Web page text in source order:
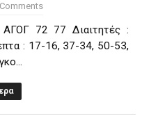
η Φιλία Περάματος
Ρέντη, Πέρα , Ερμής
72 77 Διαιτητές :
: 17-16, 37-34, 50-53,